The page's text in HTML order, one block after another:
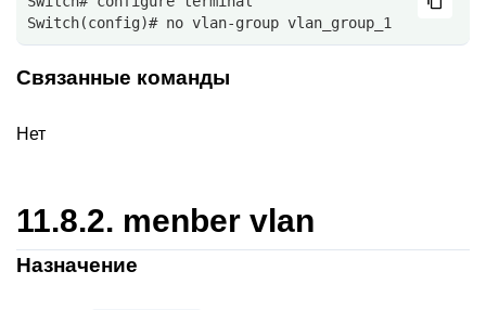
Switch(config)# no vlan-group vlan_group_1
Связанные команды
Нет
11.8.2. menber vlan
Назначение